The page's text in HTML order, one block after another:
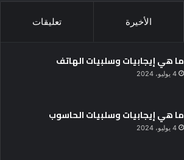
الأخيرة تعليقات
ما هي إيجابيات وسلبيات الهاتف
4 يوليو، 2024
ما هي إيجابيات وسلبيات الحاسوب
4 يوليو، 2024